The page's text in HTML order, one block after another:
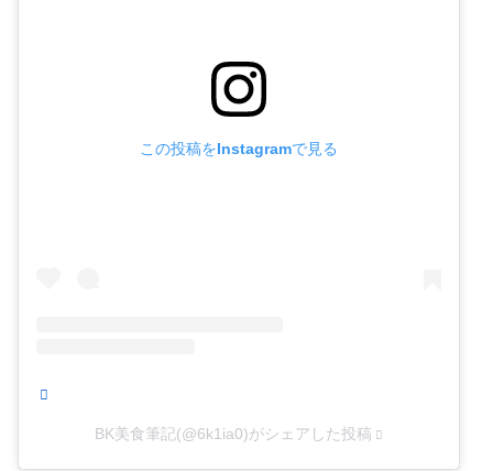
この投稿をInstagramで見る
BK美食筆記(@6k1ia0)がシェアした投稿